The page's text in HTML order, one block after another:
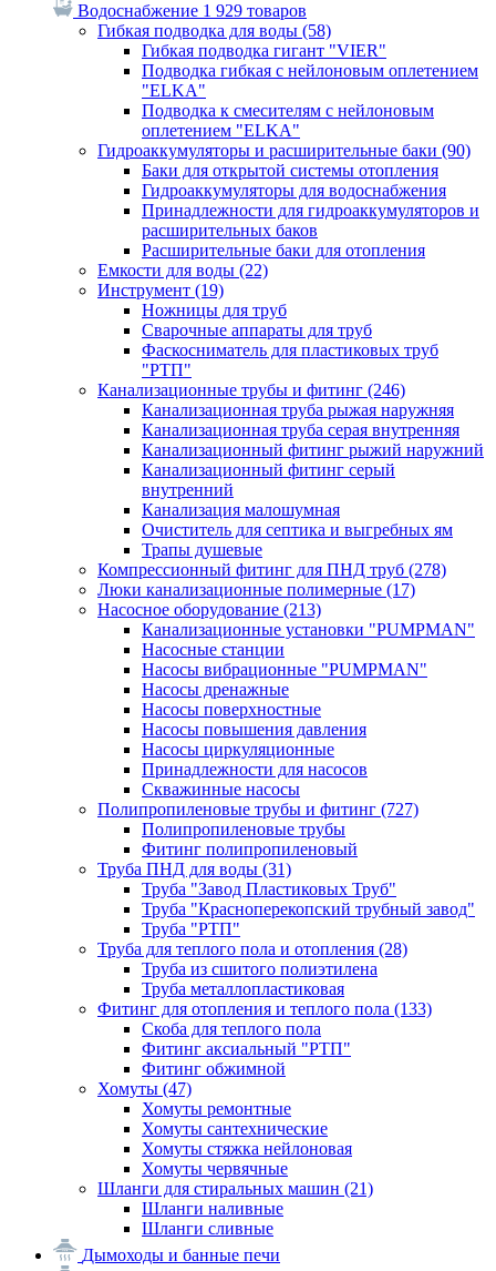
Водоснабжение 1 929 товаров
Гибкая подводка для воды (58)
Гибкая подводка гигант "VIER"
Подводка гибкая с нейлоновым оплетением
"ELKA"
Подводка к смесителям с нейлоновым
оплетением "ELKA"
Гидроаккумуляторы и расширительные баки (90)
Баки для открытой системы отопления
Гидроаккумуляторы для водоснабжения
Принадлежности для гидроаккумуляторов и
расширительных баков
Расширительные баки для отопления
Емкости для воды (22)
Инструмент (19)
Ножницы для труб
Сварочные аппараты для труб
Фаскосниматель для пластиковых труб
"РТП"
Канализационные трубы и фитинг (246)
Канализационная труба рыжая наружняя
Канализационная труба серая внутренняя
Канализационный фитинг рыжий наружний
Канализационный фитинг серый
внутренний
Канализация малошумная
Очиститель для септика и выгребных ям
Трапы душевые
Компрессионный фитинг для ПНД труб (278)
Люки канализационные полимерные (17)
Насосное оборудование (213)
Канализационные установки "PUMPMAN"
Насосные станции
Насосы вибрационные "PUMPMAN"
Насосы дренажные
Насосы поверхностные
Насосы повышения давления
Насосы циркуляционные
Принадлежности для насосов
Скважинные насосы
Полипропиленовые трубы и фитинг (727)
Полипропиленовые трубы
Фитинг полипропиленовый
Труба ПНД для воды (31)
Труба "Завод Пластиковых Труб"
Труба "Красноперекопский трубный завод"
Труба "РТП"
Труба для теплого пола и отопления (28)
Труба из сшитого полиэтилена
Труба металлопластиковая
Фитинг для отопления и теплого пола (133)
Скоба для теплого пола
Фитинг аксиальный "РТП"
Фитинг обжимной
Хомуты (47)
Хомуты ремонтные
Хомуты сантехнические
Хомуты стяжка нейлоновая
Хомуты червячные
Шланги для стиральных машин (21)
Шланги наливные
Шланги сливные
Дымоходы и банные печи